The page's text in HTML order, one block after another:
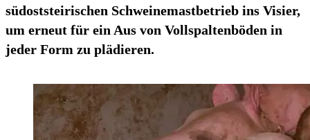
südoststeirischen Schweinemastbetrieb ins Visier,
um erneut für ein Aus von Vollspaltenböden in
jeder Form zu plädieren.